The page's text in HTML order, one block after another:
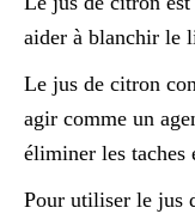
aider à blanchir le
Le jus de citron
agir comme un
éliminer les taches
Pour utiliser le jus